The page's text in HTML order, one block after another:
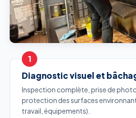
Diagnostic visuel et
Inspection complète, prise de
protection des surfaces
travail, équipements).